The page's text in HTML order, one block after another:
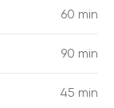
60 min
90 min
45 min